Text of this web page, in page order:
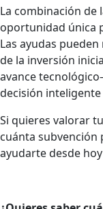
La combinación de
oportunidad única
Las ayudas
de la inversión
avance
decisión
Si quieres valorar
cuánta subvención
ayudarte desde